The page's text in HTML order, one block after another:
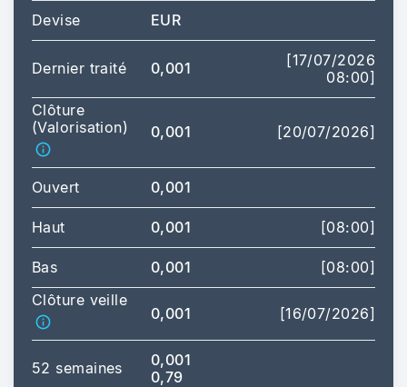
Devise EUR
Dernier traité 0,001
[17/07/2026
08:00]
Clôture
(Valorisation)
0,001 [20/07/2026]
Ouvert 0,001
Haut 0,001 [08:00]
Bas 0,001
[08:00]
Clôture veille
0,001 [16/07/2026]
52 semaines
0,001
0,79